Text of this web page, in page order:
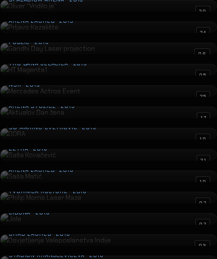
20
Prljavo Kazalište
ARENA ZAGREB · 2019
24
Gandhi Day Laser projection
PUBLIC · 2019
06
HT Magenta1
TRG BANA JELAČIĆA · 2019
05
Mercedes Actros Event
NSK · 2019
25
Aktualov Dan žena
ARENA STOŽICE · 2019
17
DORA
SD MARINO CVETKOVIĆ · 2019
10
Saša Kovačević
ZETRA · 2018
21
Saša Matić
ARENA ZAGREB · 2018
10
Philip Morris Laser Maze
TVORNICA KULTURE · 2018
07
Jole
CIBONA · 2018
07
Osvjetljenje Veleposlanstva Indije
GRAD ZAGREB · 2018
03
Prljavo Kazalište
STADION KRANJČEVIĆEVA · 2018